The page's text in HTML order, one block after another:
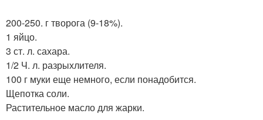
200-250. г творога (9-18%).
1 яйцо.
3 ст. л. сахара.
1/2 Ч. л. разрыхлителя.
100 г муки еще немного, если понадобится.
Щепотка соли.
Растительное масло для жарки.